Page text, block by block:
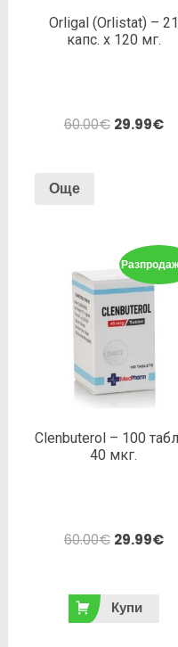
Orligal (Orlistat) – 21
капс. х 120 мг.
60.00€ 29.99€
Още
Clenbuterol – 100
40 мкг.
60.00€ 29.99€
Купи